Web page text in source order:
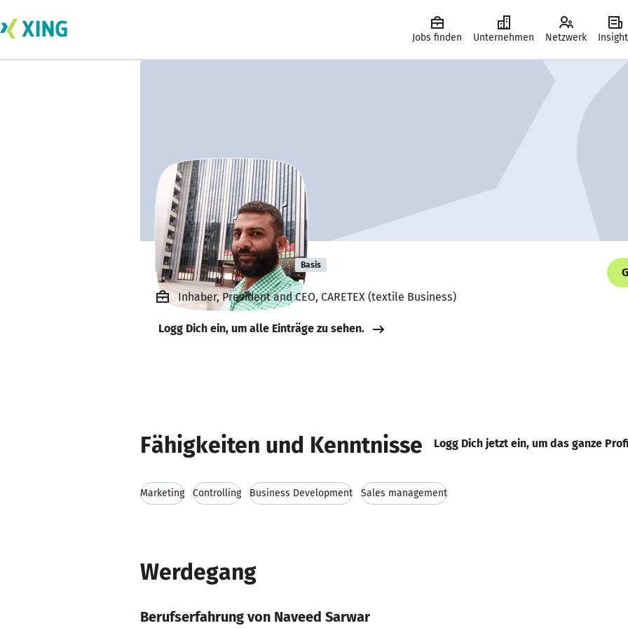
Jobs finden Unternehmen Netzwerk
Naveed Sarwar Basis
Inhaber, President and CEO, CARETEX (textile Business)
Logg Dich ein, um alle Einträge zu sehen.
Fähigkeiten und Kenntnisse Logg Dich jetzt ein, um das ganze
Marketing Controlling Business Development Sales management
Werdegang
Berufserfahrung von Naveed Sarwar